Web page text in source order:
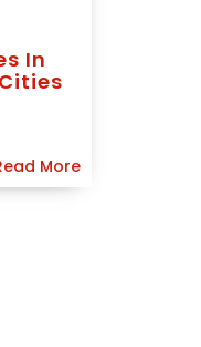
In
More